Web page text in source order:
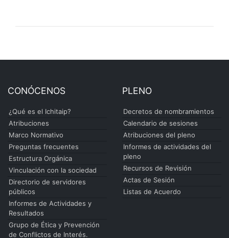
CONÓCENOS
¿Qué es el Ichitaip?
Atribuciones
Marco Normativo
Preguntas frecuentes
Estructura Orgánica
Vinculación con la sociedad
Directorio de servidores
públicos
Informes de Actividades y
Resultados
Grupo de Ética y Prevención
de Conflictos de Interés.
PLENO
Decretos de nombramientos
Calendario de sesiones
Atribuciones del pleno
Informes de actividades del
pleno
Recursos de Revisión
Actas de Sesión
Listas de Acuerdo